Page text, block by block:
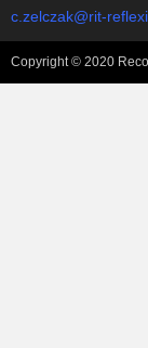
c.zelczak@rit-
Copyright © 2020